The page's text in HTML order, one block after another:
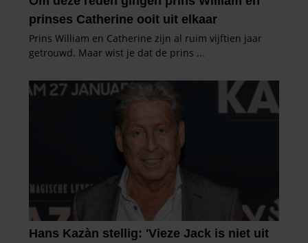
partners voor social media, adverteren en analyse. Deze
partners kunnen deze gegevens combineren met andere
informatie die u aan ze heeft verstrekt of die ze hebben
gaat akkoord met onze cookies als u onze website blijft